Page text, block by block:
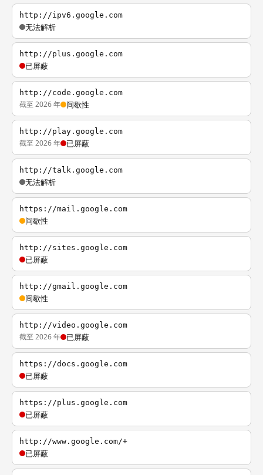
http://ipv6.google.com
无法解析
http://plus.google.com
已屏蔽
http://code.google.com
截至 2026 年 间歇性
http://play.google.com
截至 2026 年 已屏蔽
http://talk.google.com
无法解析
https://mail.google.com
间歇性
http://sites.google.com
已屏蔽
http://gmail.google.com
间歇性
http://video.google.com
截至 2026 年 已屏蔽
https://docs.google.com
已屏蔽
https://plus.google.com
已屏蔽
http://www.google.com/+
已屏蔽